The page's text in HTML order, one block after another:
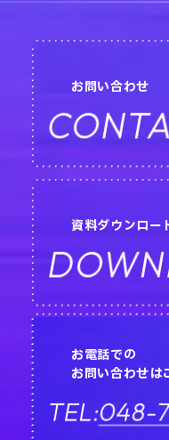
お問い合わせ
資料ダウンロー
お電話での
お問い合わせは
TEL:048-